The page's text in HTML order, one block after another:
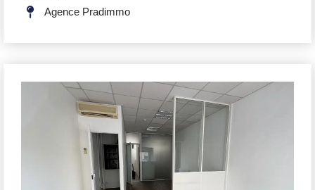
Agence Pradimmo